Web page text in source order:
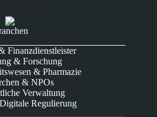
Finanzdienstleister
& Forschung
& Pharmazie
& NPOs
Verwaltung
Regulierung